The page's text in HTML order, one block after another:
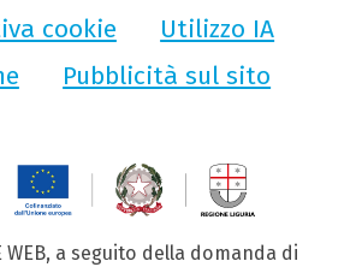
cookie
Utilizzo IA
Pubblicità sul sito
WEB, a seguito della domanda di